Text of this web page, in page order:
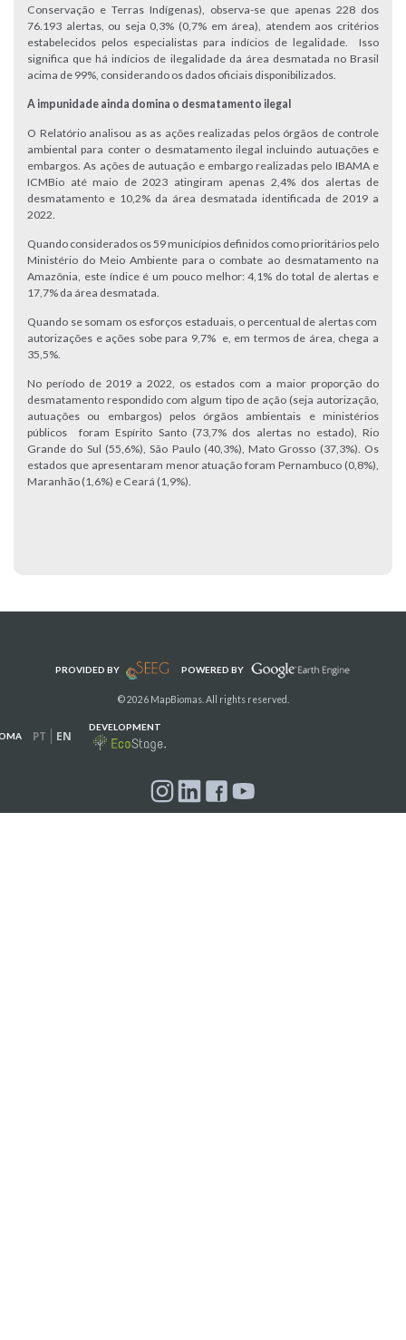
Conservação e Terras Indígenas), observa-se que apenas 228 dos
76.193 alertas, ou seja 0,3% (0,7% em área), atendem aos critérios
estabelecidos pelos especialistas para indícios de legalidade. Isso
significa que há indícios de ilegalidade da área desmatada no Brasil
acima de 99%, considerando os dados oficiais disponibilizados.
A impunidade ainda domina o desmatamento ilegal
O Relatório analisou as as ações realizadas pelos órgãos de controle
ambiental para conter o desmatamento ilegal incluindo autuações e
embargos. As ações de autuação e embargo realizadas pelo IBAMA e
ICMBio até maio de 2023 atingiram apenas 2,4% dos alertas de
desmatamento e 10,2% da área desmatada identificada de 2019 a
2022.
Quando considerados os 59 municípios definidos como prioritários pelo
Ministério do Meio Ambiente para o combate ao desmatamento na
Amazônia, este índice é um pouco melhor: 4,1% do total de alertas e
17,7% da área desmatada.
Quando se somam os esforços estaduais, o percentual de alertas com
autorizações e ações sobe para 9,7% e, em termos de área, chega a
35,5%.
No período de 2019 a 2022, os estados com a maior proporção do
desmatamento respondido com algum tipo de ação (seja autorização,
autuações ou embargos) pelos órgãos ambientais e ministérios
públicos foram Espírito Santo (73,7% dos alertas no estado), Rio
Grande do Sul (55,6%), São Paulo (40,3%), Mato Grosso (37,3%). Os
estados que apresentaram menor atuação foram Pernambuco (0,8%),
Maranhão (1,6%) e Ceará (1,9%).
PROVIDED BY POWERED BY
© 2026 MapBiomas. All rights reserved.
PT EN
DEVELOPMENT